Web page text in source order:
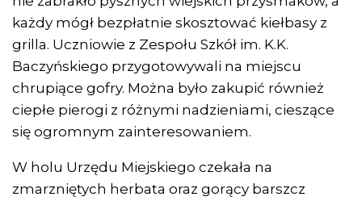
każdy mógł bezpłatnie skosztować kiełbasy z
grilla. Uczniowie z Zespołu Szkół im. K.K.
Baczyńskiego przygotowywali na miejscu
chrupiące gofry. Można było zakupić również
ciepłe pierogi z różnymi nadzieniami, cieszące
się ogromnym zainteresowaniem.
W holu Urzędu Miejskiego czekała na
zmarzniętych herbata oraz gorący barszcz